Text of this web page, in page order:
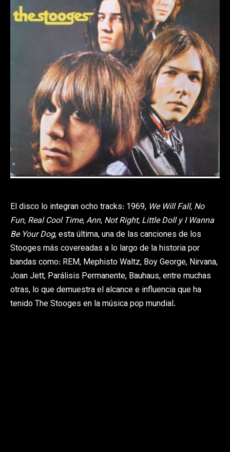
El disco lo integran ocho tracks: 1969, We Will Fall, No
Fun, Real Cool Time, Ann, Not Right, Little Doll y I Wanna
Be Your Dog, esta última, una de las canciones de los
Stooges más covereadas a lo largo de la historia por
bandas como: REM, Mephisto Waltz, Boy George, Nirvana,
Joan Jett, Parálisis Permanente, Bauhaus, entre muchas
otras, lo que demuestra el alcance e influencia que ha
tenido The Stooges en la música pop mundial.